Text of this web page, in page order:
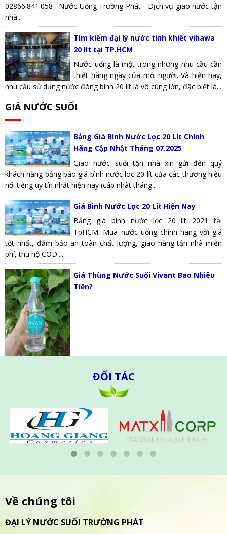
02866.841.058 . Nước Uống Trường Phát - Dịch vụ giao nước tận
nhà...
Tìm kiếm đại lý nước tinh khiết vihawa
20 lít tại TP.HCM
Nước uống là một trong những nhu cầu cần
thiết hàng ngày của mỗi người. Và hiện nay,
nhu cầu sử dụng nước đóng bình 20 lít là vô cùng lớn, đặc biệt là...
GIÁ NƯỚC SUỐI
Bảng Giá Bình Nước Lọc 20 Lít Chính
Hãng Cập Nhật Tháng 07.2025
Giao nước suối tận nhà xin gửi đến quý
khách hàng bảng báo giá bình nước loc 20 lít của các thương hiệu
nổi tiếng uy tín nhất hiện nay (câp nhât tháng...
Giá Bình Nước Lọc 20 Lít Hiện Nay
Bảng giá bình nước lọc 20 lít 2021 tại
TpHCM. Mua nước uống chính hãng với giá
tốt nhất, đảm bảo an toàn chất lượng, giao hàng tận nhà miễn
phí, thu hộ COD....
Giá Thùng Nước Suối Vivant Bao Nhiêu
Tiền?
ĐỐI TÁC
Về chúng tôi
ĐẠI LÝ NƯỚC SUỐI TRƯỜNG PHÁT